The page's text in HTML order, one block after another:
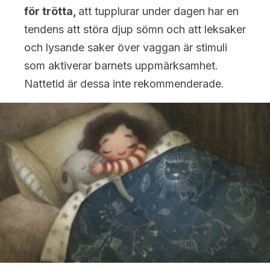
för trötta, att tupplurar under dagen har en
tendens att störa djup sömn och att leksaker
och lysande saker över vaggan är stimuli
som aktiverar barnets uppmärksamhet.
Nattetid är dessa inte rekommenderade.